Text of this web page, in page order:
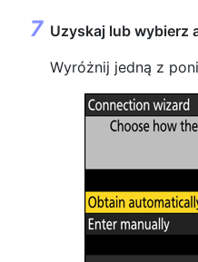
Uzyskaj lub wybierz
Wyróżnij jedną z